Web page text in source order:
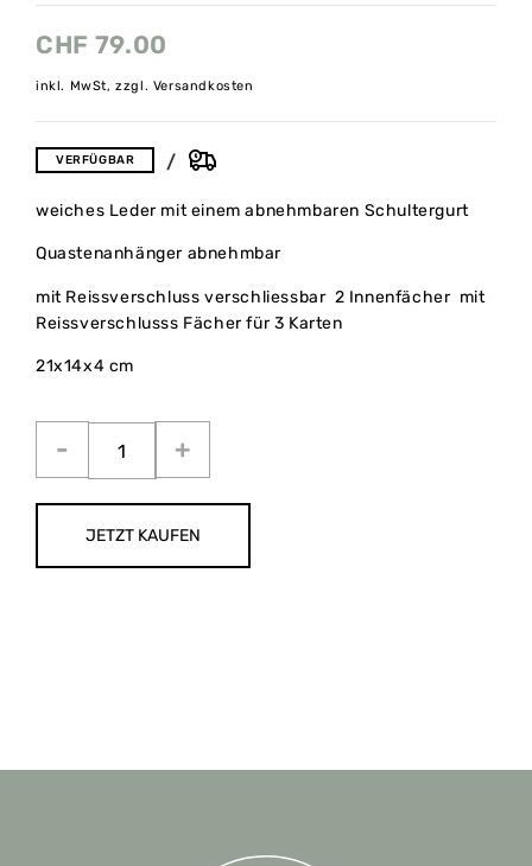
CHF 79.00
inkl. MwSt, zzgl. Versandkosten
VERFÜGBAR
weiches Leder mit einem abnehmbaren Schultergurt
Quastenanhänger abnehmbar
mit Reissverschluss verschliessbar 2 Innenfächer mit
Reissverschlusss Fächer für 3 Karten
21x14x4 cm
JETZT KAUFEN